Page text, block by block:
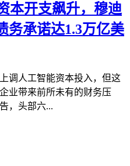
本开支飙升，穆迪
务承诺达1.3万亿美
调人工智能资本投入，但这
业带来前所未有的财务压
，头部六...